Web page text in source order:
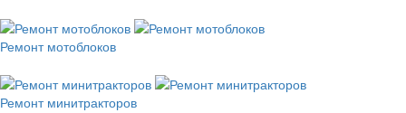
Ремонт мотоблоков
Ремонт минитракторов